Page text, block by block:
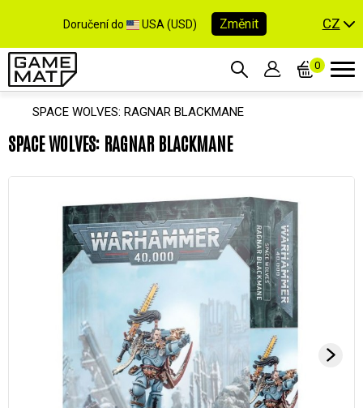
Doručení do USA (USD) Změnit CZ
0
SPACE WOLVES: RAGNAR BLACKMANE
SPACE WOLVES: RAGNAR BLACKMANE